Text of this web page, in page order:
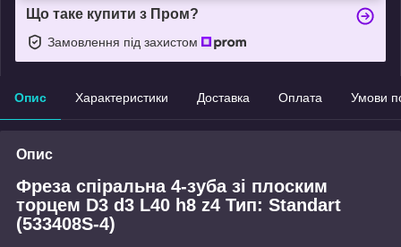
Що таке купити з Пром?
Замовлення під захистом
Опис Характеристики Доставка Оплата Умови
Опис
Фреза спіральна 4-зуба зі плоским
торцем D3 d3 L40 h8 z4 Тип: Standart
(533408S-4)